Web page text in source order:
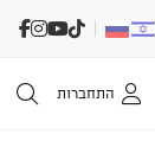
התחברות